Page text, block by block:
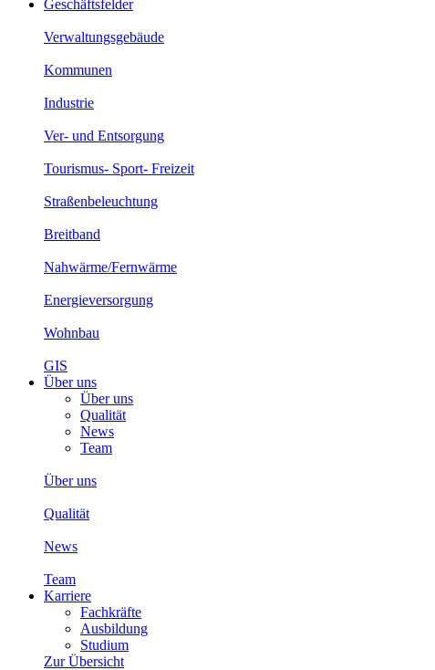
Geschäftsfelder
Verwaltungsgebäude
Kommunen
Industrie
Ver- und Entsorgung
Tourismus- Sport- Freizeit
Straßenbeleuchtung
Breitband
Nahwärme/Fernwärme
Energieversorgung
Wohnbau
GIS
Über uns
Über uns
Qualität
News
Team
Über uns
Qualität
News
Team
Karriere
Fachkräfte
Ausbildung
Studium
Zur Übersicht